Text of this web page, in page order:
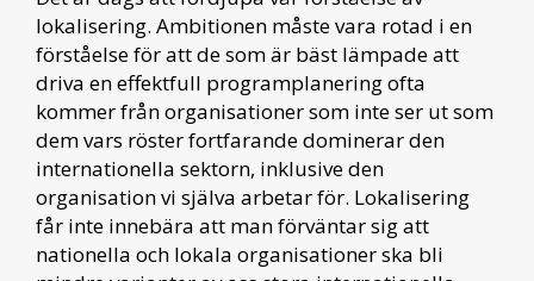
lokalisering. Ambitionen måste vara rotad i en
förståelse för att de som är bäst lämpade att
driva en effektfull programplanering ofta
kommer från organisationer som inte ser ut som
dem vars röster fortfarande dominerar den
internationella sektorn, inklusive den
organisation vi själva arbetar för. Lokalisering
får inte innebära att man förväntar sig att
nationella och lokala organisationer ska bli